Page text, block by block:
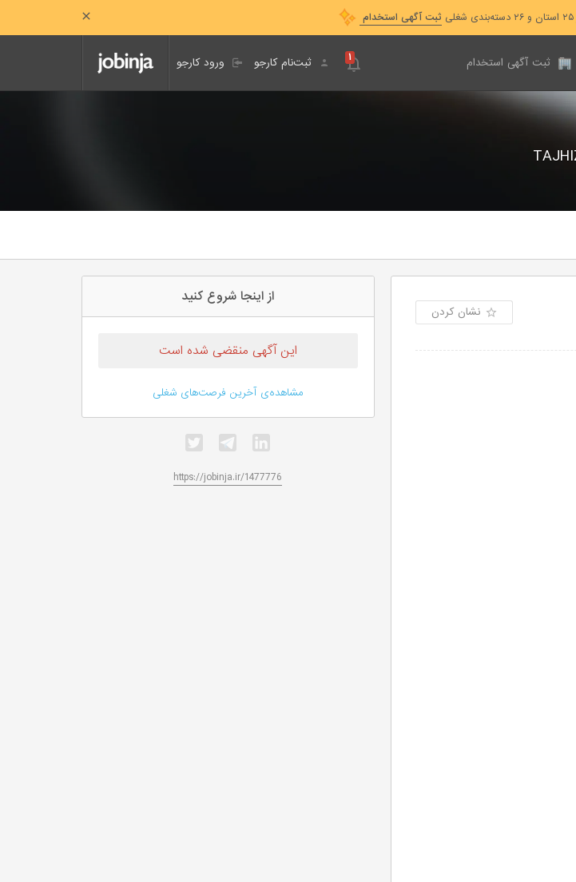
ثبت آگهی استخدام
ثبت آگهی استخدام ورود کارجو ثبت‌نام کارجو ۱
نشان کردن
از اینجا شروع کنید
این آگهی منقضی شده است
مشاهده‌ی آخرین فرصت‌های شغلی
https://jobinja.ir/1477776